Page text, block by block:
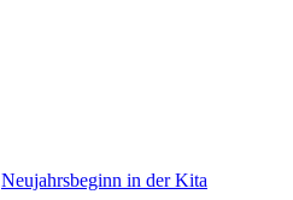
Neujahrsbeginn in der Kita